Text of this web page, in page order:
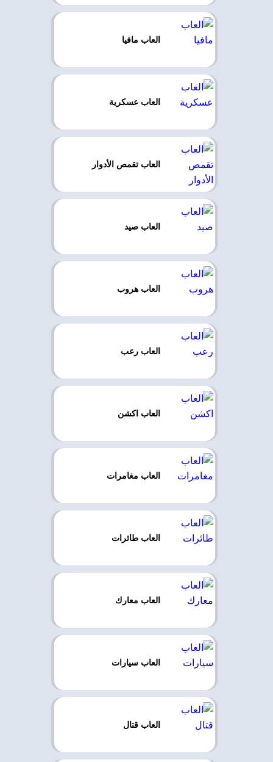
العاب مافيا
العاب عسكرية
العاب تقمص الأدوار
العاب صيد
العاب هروب
العاب رعب
العاب اكشن
العاب مغامرات
العاب طائرات
العاب معارك
العاب سيارات
العاب قتال